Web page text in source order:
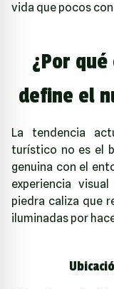
vida que pocos
¿Por
define el
La tendencia
turístico no es el
genuina con el
experiencia
piedra caliza que
iluminadas por